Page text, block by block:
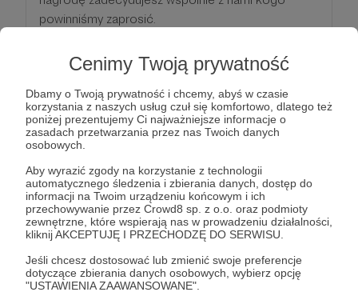
Cenimy Twoją prywatność
Dbamy o Twoją prywatność i chcemy, abyś w czasie
korzystania z naszych usług czuł się komfortowo, dlatego też
poniżej prezentujemy Ci najważniejsze informacje o
zasadach przetwarzania przez nas Twoich danych
osobowych.
Aby wyrazić zgody na korzystanie z technologii
automatycznego śledzenia i zbierania danych, dostęp do
informacji na Twoim urządzeniu końcowym i ich
przechowywanie przez Crowd8 sp. z o.o. oraz podmioty
zewnętrzne, które wspierają nas w prowadzeniu działalności,
kliknij AKCEPTUJĘ I PRZECHODZĘ DO SERWISU.
Jeśli chcesz dostosować lub zmienić swoje preferencje
dotyczące zbierania danych osobowych, wybierz opcję
"USTAWIENIA ZAAWANSOWANE".
powinniśmy zaprosić.
Patroni: 0 Limit: 100
100 zł miesięcznie
Nagrodą za tak ogromne wsparcie będzie
możliwość osobistego wejścia do reżyserki, gdzie
powstaje transmisja. Można będzie dotknąć
wszystkiego i wręcz pobawić się w operatora
kamer czy dźwiękowca. Posłużymy całą zdobytą
wiedzą na temat techniki, którą dysponujemy w